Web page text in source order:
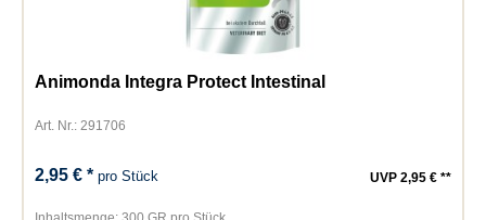
Animonda Integra Protect Intestinal
Art. Nr.: 291706
2,95 € *pro Stück UVP 2,95 € **